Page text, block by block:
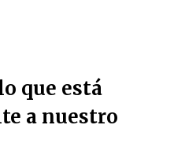
que está
a nuestro